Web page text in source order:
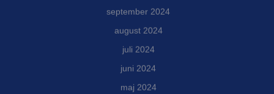
september 2024
august 2024
juli 2024
juni 2024
maj 2024